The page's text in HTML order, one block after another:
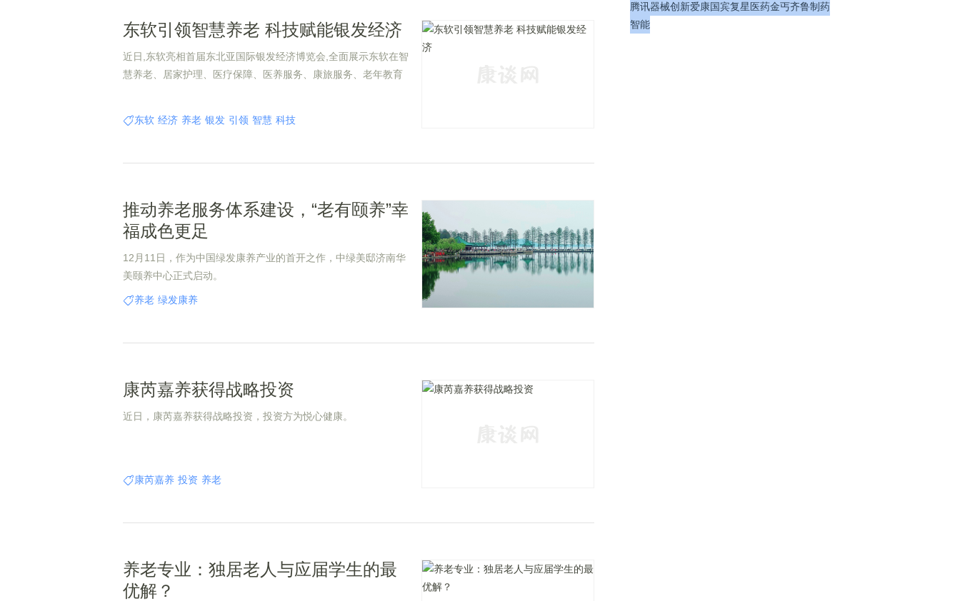
东软引领智慧养老 科技赋能银发经济
近日,东软亮相首届东北亚国际银发经济博览会,全面展示东软在智
慧养老、居家护理、医疗保障、医养服务、康旅服务、老年教育
东软 经济 养老 银发 引领 智慧 科技
推动养老服务体系建设，“老有颐养”幸
福成色更足
12月11日，作为中国绿发康养产业的首开之作，中绿美邸济南华
美颐养中心正式启动。
养老 绿发康养
康芮嘉养获得战略投资
近日，康芮嘉养获得战略投资，投资方为悦心健康。
康芮嘉养 投资 养老
养老专业：独居老人与应届学生的最
优解？
腾讯器械创新爱康国宾复星医药金丐齐鲁制药
智能